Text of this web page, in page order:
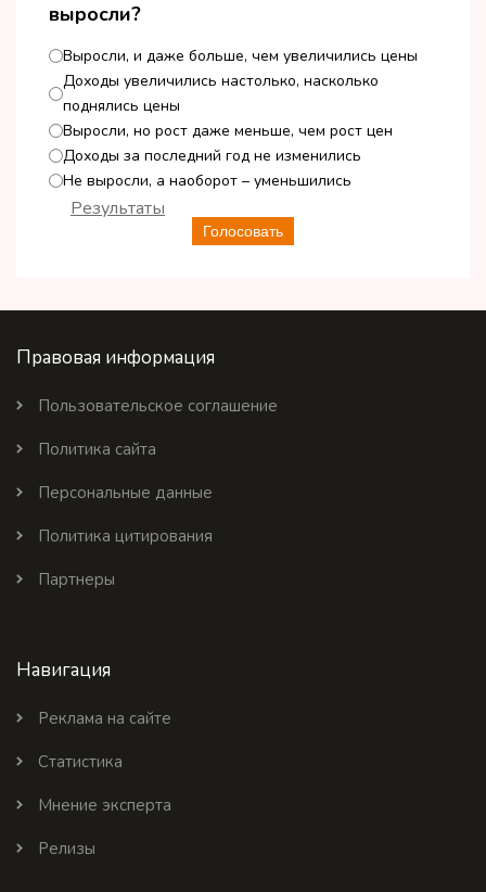
выросли?
Выросли, и даже больше, чем увеличились цены
Доходы увеличились настолько, насколько
поднялись цены
Выросли, но рост даже меньше, чем рост цен
Доходы за последний год не изменились
Не выросли, а наоборот – уменьшились
Голосовать
Результаты
Правовая информация
Пользовательское соглашение
Политика сайта
Персональные данные
Политика цитирования
Партнеры
Навигация
Реклама на сайте
Статистика
Мнение эксперта
Релизы